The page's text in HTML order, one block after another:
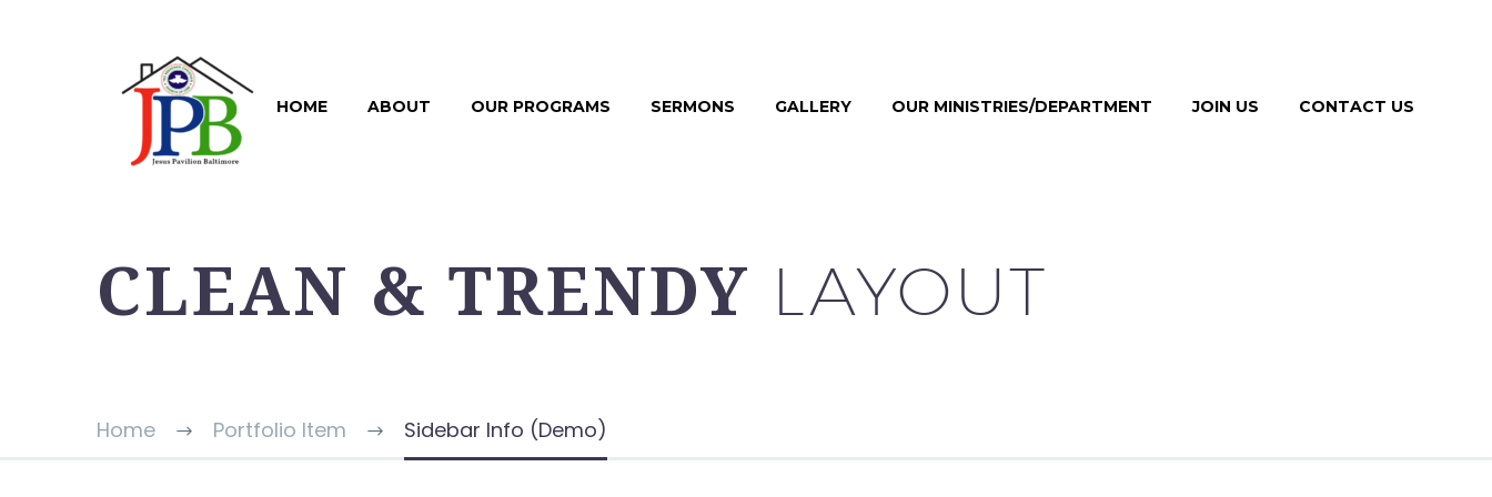
HOME ABOUT OUR PROGRAMS SERMONS GALLERY OUR MINISTRIES/DEPARTMENT JOIN US CONTACT US
CLEAN & TRENDY LAYOUT
Home Portfolio Item Sidebar Info (Demo)